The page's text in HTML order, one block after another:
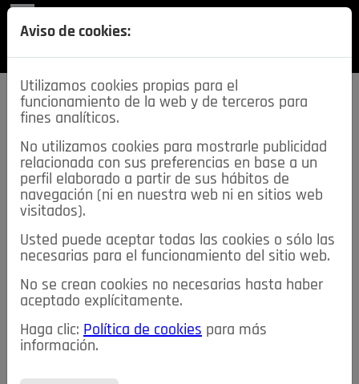
SECCIONES
descarga esta
REVISTA
≡NOTICIAS
NOTICIAS SERVICIOS DE INTERÉS
TABLÓN DE ANUNCIOS MIS ANUNCIOS CONTACTO
NOSOTROS
Aviso de cookies:
Utilizamos cookies propias para el
funcionamiento de la web y de terceros para
fines analíticos.
No utilizamos cookies para mostrarle publicidad
relacionada con sus preferencias en base a un
perfil elaborado a partir de sus hábitos de
navegación (ni en nuestra web ni en sitios web
visitados).
Usted puede aceptar todas las cookies o sólo las
necesarias para el funcionamiento del sitio web.
No se crean cookies no necesarias hasta haber
aceptado explícitamente.
Haga clic: Política de cookies para más
información.